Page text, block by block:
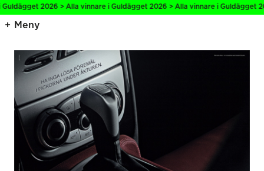
2026 > Alla vinnare i Guldägget 2026 > Alla vinnare i Guldägget
Meny